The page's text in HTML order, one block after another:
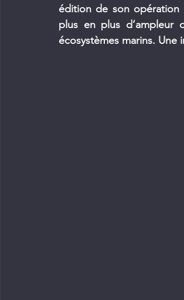
édition de son opération
plus en plus
écosystèmes marins.